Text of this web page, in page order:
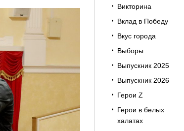
Викторина
Вклад в Победу
Вкус города
Выборы
Выпускник 2025
Выпускник 2026
Герои Z
Герои в белых
халатах